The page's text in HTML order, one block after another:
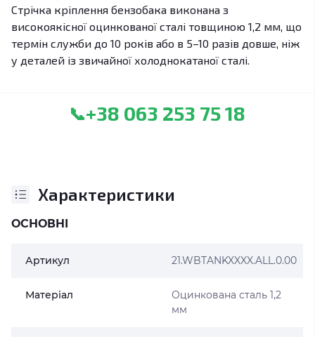
Стрічка кріплення бензобака виконана з
високоякісної оцинкованої сталі товщиною 1,2 мм, що
термін служби до 10 років або в 5–10 разів довше, ніж
у деталей із звичайної холоднокатаної сталі.
📞+38 063 253 75 18
Характеристики
ОСНОВНІ
Артикул 21.WBTANKXXXX.ALL.0.00
Матеріал
Оцинкована сталь 1,2
мм